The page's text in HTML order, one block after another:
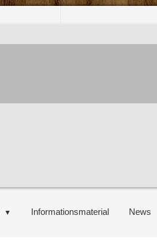
Informationsmaterial News